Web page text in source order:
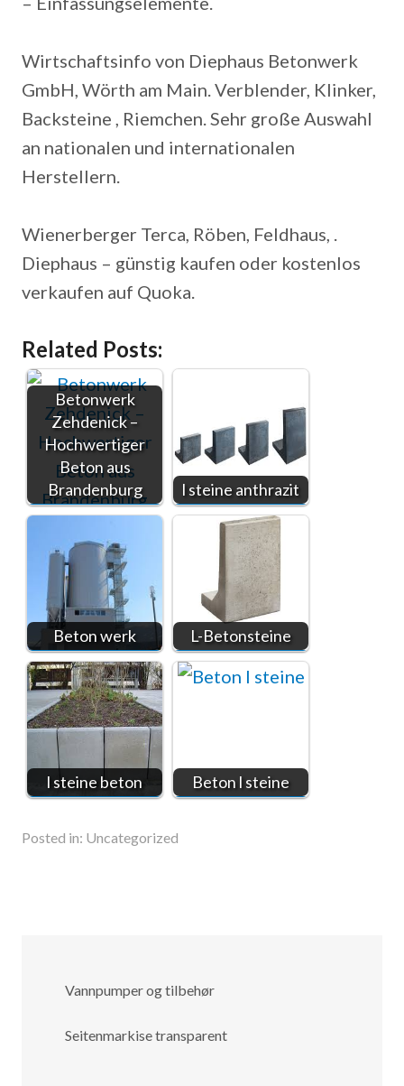
Wirtschaftsinfo von Diephaus Betonwerk
GmbH, Wörth am Main. Verblender, Klinker,
Backsteine , Riemchen. Sehr große Auswahl
an nationalen und internationalen
Herstellern.
Wienerberger Terca, Röben, Feldhaus, .
Diephaus – günstig kaufen oder kostenlos
verkaufen auf Quoka.
Related Posts:
Betonwerk
Zehdenick –
Hochwertiger
Beton aus
Brandenburg
l steine anthrazit
Beton werk L-Betonsteine
l steine beton Beton l steine
Posted in: Uncategorized
Vannpumper og tilbehør
Seitenmarkise transparent